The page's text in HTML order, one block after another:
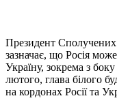
Президент
зазначає, що Росія
Україну, зокрема з
лютого, глава білого
на кордонах Росії та